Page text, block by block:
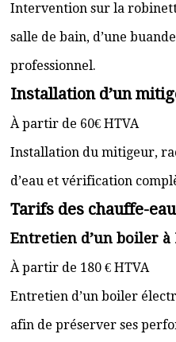
Intervention sur la
salle de bain, d’une
professionnel.
Installation d’un
À partir de 60€ HTVA
Installation du mitigeur,
d’eau et vérification
Tarifs des chauffe-
Entretien d’un boiler à
À partir de 180 € HTVA
Entretien d’un boiler
afin de préserver ses